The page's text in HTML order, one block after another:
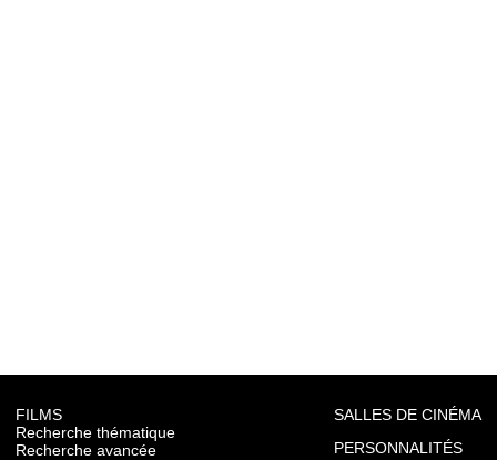
FILMS
Recherche thématique
Recherche avancée
SALLES DE CINÉMA
PERSONNALITÉS